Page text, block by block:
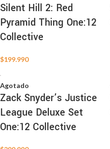
Silent Hill 2: Red
Pyramid Thing One:12
Collective
$199.990
Agotado
Zack Snyder’s Justice
League Deluxe Set
One:12 Collective